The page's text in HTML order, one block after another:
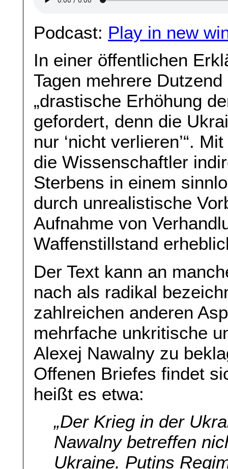
Podcast: Play in new
In einer öffentlichen
Tagen mehrere
„drastische Erhöhung
gefordert, denn die
nur ‘nicht verlieren’“.
die Wissenschaftler
Sterbens in einem
durch unrealistische
Aufnahme von
Waffenstillstand
Der Text kann an
nach als radikal
zahlreichen anderen
mehrfache unkritische
Alexej Nawalny zu
Offenen Briefes findet
heißt es etwa:
„Der Krieg in der
Nawalny betreffen
Ukraine. Putins